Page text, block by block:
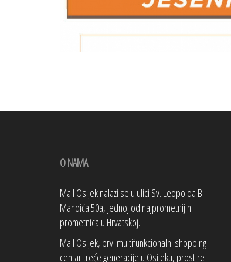
O NAMA
Mall Osijek nalazi se u ulici Sv. Leopolda B.
Mandića 50a, jednoj od najprometnijih
prometnica u Hrvatskoj.
Mall Osijek, prvi multifunkcionalni shopping
centar treće generacije u Osijeku, prostire